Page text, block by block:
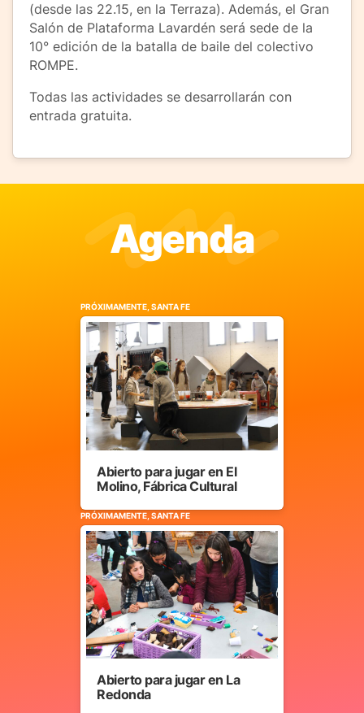
(desde las 22.15, en la Terraza). Además, el Gran
Salón de Plataforma Lavardén será sede de la
10° edición de la batalla de baile del colectivo
ROMPE.
Todas las actividades se desarrollarán con
entrada gratuita.
Agenda
PRÓXIMAMENTE, SANTA FE
Abierto para jugar en El
Molino, Fábrica Cultural
PRÓXIMAMENTE, SANTA FE
Abierto para jugar en La
Redonda